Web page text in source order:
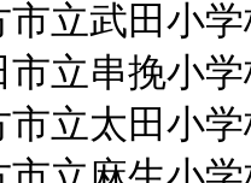
立武田小学
立串挽小学
立太田小学